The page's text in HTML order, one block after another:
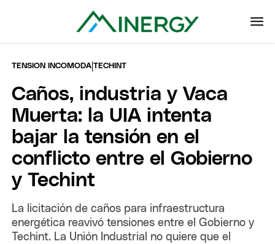
TENSION INCOMODA |TECHINT
Caños, industria y Vaca
Muerta: la UIA intenta
bajar la tensión en el
conflicto entre el Gobierno
y Techint
La licitación de caños para infraestructura
energética reavivó tensiones entre el Gobierno y
Techint. La Unión Industrial no quiere que el